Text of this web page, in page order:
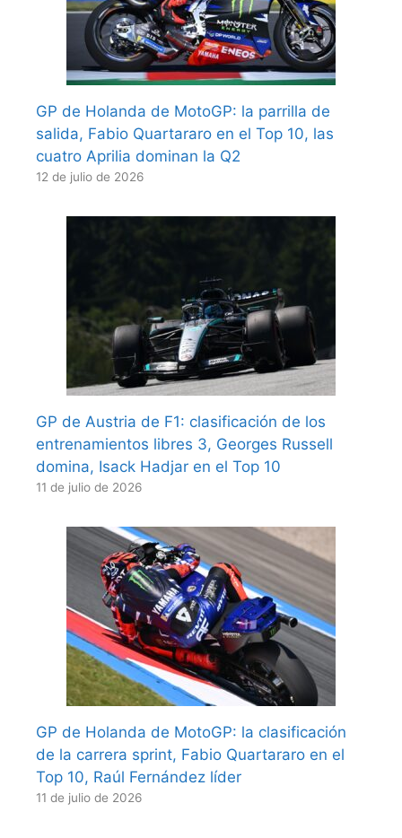
GP de Holanda de MotoGP: la parrilla de
salida, Fabio Quartararo en el Top 10, las
cuatro Aprilia dominan la Q2
12 de julio de 2026
GP de Austria de F1: clasificación de los
entrenamientos libres 3, Georges Russell
domina, Isack Hadjar en el Top 10
11 de julio de 2026
GP de Holanda de MotoGP: la clasificación
de la carrera sprint, Fabio Quartararo en el
Top 10, Raúl Fernández líder
11 de julio de 2026